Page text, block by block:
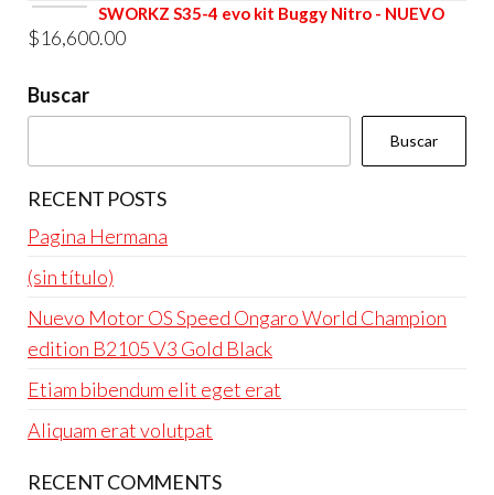
era:
$4,800.00.
es:
SWORKZ S35-4 evo kit Buggy Nitro - NUEVO
$16,600.00
Buscar
Buscar
RECENT POSTS
Pagina Hermana
(sin título)
Nuevo Motor OS Speed Ongaro World Champion
edition B2105 V3 Gold Black
Etiam bibendum elit eget erat
Aliquam erat volutpat
RECENT COMMENTS